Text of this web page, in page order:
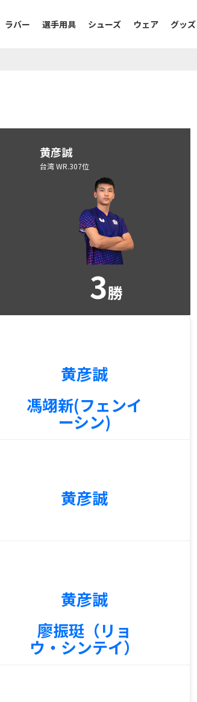
ラバー 選手用具 シューズ ウェア グッズ
黄彦誠
台湾 WR.307位
3勝
黄彦誠
馮翊新(フェンイ
ーシン)
黄彦誠
黄彦誠
廖振珽（リョ
ウ・シンテイ）